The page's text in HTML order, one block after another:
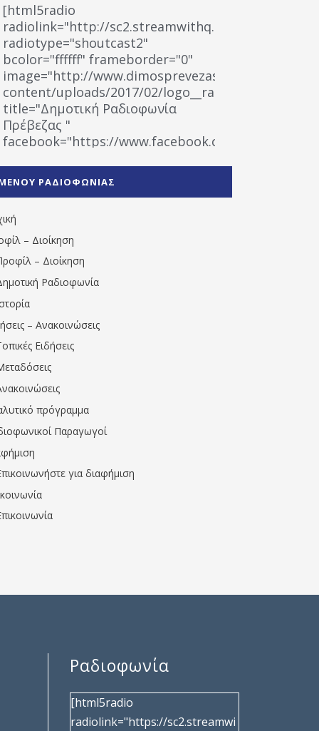
[html5radio
radiolink="http://sc2.streamwithq.com:8028/
radiotype="shoutcast2"
bcolor="ffffff" frameborder="0"
image="http://www.dimosprevezas.gr/wp-
content/uploads/2017/02/logo__radiofonias.jpg"
title="Δημοτική Ραδιοφωνία
Πρέβεζας "
facebook="https://www.facebook.com/
1531194763766854/" artist="" ]
ΡΑΔΙΟΦΩΝΙΑΣ
– Διοίκηση
– Διοίκηση
Ραδιοφωνία
– Ανακοινώσεις
Ειδήσεις
πρόγραμμα
Παραγωγοί
για διαφήμιση
Ραδιοφωνία
[html5radio
radiolink="https://sc2.streamwi